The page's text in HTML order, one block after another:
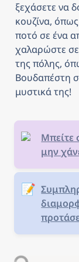
ξεχάσετε να
κουζίνα,
ποτό σε ένα
χαλαρώστε
της πόλης,
Βουδαπέστη
μυστικά της!
Μπείτε
μην
📝